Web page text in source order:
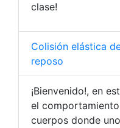
clase!
Colisión elástica
reposo
¡Bienvenido!, en
el
cuerpos donde